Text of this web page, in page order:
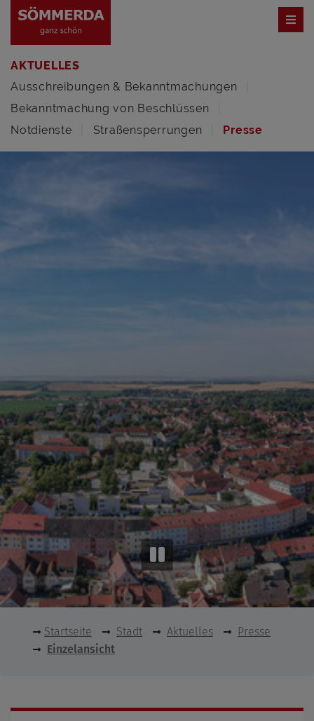
AKTUELLES
Ausschreibungen & Bekanntmachungen
Bekanntmachung von Beschlüssen
Notdienste
Straßensperrungen Presse
Startseite Stadt Aktuelles
Presse
Einzelansicht